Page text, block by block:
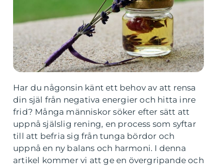
Har du någonsin känt ett behov av att rensa
din själ från negativa energier och hitta inre
frid? Många människor söker efter sätt att
uppnå själslig rening, en process som syftar
till att befria sig från tunga bördor och
uppnå en ny balans och harmoni. I denna
artikel kommer vi att ge en övergripande och